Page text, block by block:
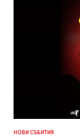
НОВИ СЪБИТИЯ